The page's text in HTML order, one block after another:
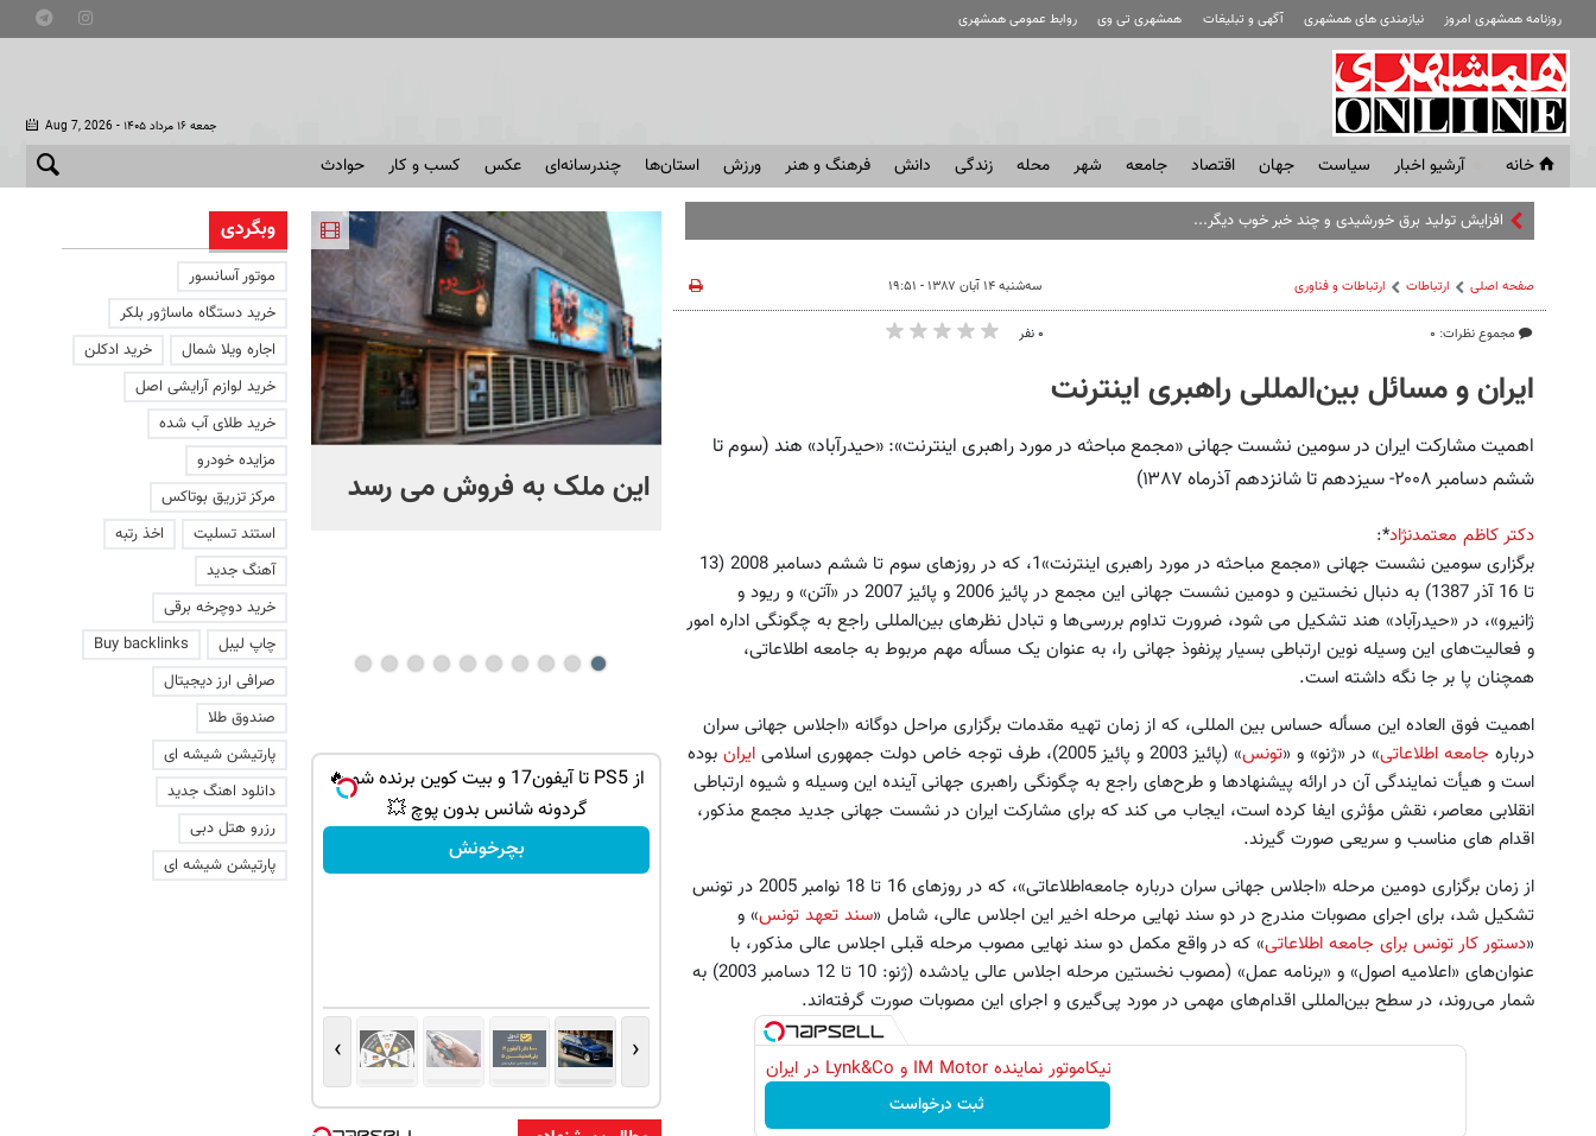
روزنامه همشهری امروز نیازمندی های همشهری آگهی و تبلیغات همشهری تی وی روابط عمومی همشهری
Aug 7, 2026 - جمعه ۱۶ مرداد ۱۴۰۵
خانه آرشیو اخبار سياست جهان اقتصاد جامعه شهر محله زندگی دانش فرهنگ و هنر ورزش استان‌ها چندرسانه‌ای عکس کسب و کار حوادث
افزایش تولید برق خورشیدی و چند خبر خوب دیگر...
صفحه اصلی ارتباطات ارتباطات و فناوری
مجموع نظرات: ۰
سه‌شنبه ۱۴ آبان ۱۳۸۷ - ۱۹:۵۱
۰ نفر
ایران و مسائل بین‌المللی راهبری اینترنت
اهمیت مشارکت ایران در سومین نشست جهانی «مجمع مباحثه در مورد راهبری اینترنت»: «حیدرآباد» هند (سوم تا
ششم دسامبر ۲۰۰۸- سیزدهم تا شانزدهم آذرماه ۱۳۸۷)
دکتر کاظم معتمد‌نژاد*:
برگزاری سومین نشست جهانی «مجمع مباحثه در مورد راهبری اینترنت»1، که در روزهای سوم تا ششم دسامبر 2008 (13
تا 16 آذر 1387) به دنبال نخستین و دومین نشست جهانی این مجمع در پائیز 2006 و پائیز 2007 در «آتن» و ریود و
ژانیرو»، در «حیدرآباد» هند تشکیل می شود، ضرورت تداوم بررسی‌ها و تبادل نظرهای بین‌المللی راجع به چگونگی اداره امور
و فعالیت‌های این وسیله نوین ارتباطی بسیار پرنفوذ جهانی را، به عنوان یک مسأله مهم مربوط به جامعه اطلاعاتی،
همچنان پا بر جا نگه داشته است.
اهمیت فوق العاده این مسأله حساس بین المللی، که از زمان تهیه مقدمات برگزاری مراحل دوگانه «اجلاس جهانی سران
درباره جامعه اطلاعاتی» در «ژنو» و «تونس» (پائیز 2003 و پائیز 2005)، طرف توجه خاص دولت جمهوری اسلامی ایران بوده
است و هیأت نمایندگی آن در ارائه پیشنهادها و طرح‌های راجع به چگونگی راهبری جهانی آینده این وسیله و شیوه ارتباطی
انقلابی معاصر، نقش مؤثری ایفا کرده است، ایجاب می کند که برای مشارکت ایران در نشست جهانی جدید مجمع مذکور،
اقدام های مناسب و سریعی صورت گیرند.
از زمان برگزاری دومین مرحله «اجلاس جهانی سران درباره جامعه‌اطلاعاتی»، که در روزهای 16 تا 18 نوامبر 2005 در تونس
تشکیل شد، برای اجرای مصوبات مندرج در دو سند نهایی مرحله اخیر این اجلاس عالی، شامل «سند تعهد تونس» و
«دستور کار تونس برای جامعه اطلاعاتی» که در واقع مکمل دو سند نهایی مصوب مرحله قبلی اجلاس عالی مذکور، با
عنوان‌های «اعلامیه اصول» و «برنامه عمل» (مصوب نخستین مرحله اجلاس عالی یادشده (ژنو: 10 تا 12 دسامبر 2003) به
شمار می‌روند، در سطح بین‌المللی اقدام‌های مهمی در مورد پی‌گیری و اجرای این مصوبات صورت گرفته‌اند.
نیکاموتور نماینده IM Motor و Lynk&Co در ایران
ثبت درخواست
این ملک به فروش می رسد
چرا آمریکا از ایران شکست
خورد؟ +ببینید | کتابی که
ژاپن را غافلگیر کرد
IM LS9 بیش از 1500 کیلومترپیمایش با
یکبار شارژ
ثبت درخواست
بازی کن ، گردونه بچرخون ، جایزه ببر 🎮🔥
😍
گوشی نوکیا 105 با 1,500,000 تخفیف
استثنائی به مدت محدود🔥
از PS5 تا آیفون17 و بیت کوین برنده شو 🔥
گردونه شانس بدون پوچ 💥
بچرخونش
‹
›
وبگردی
موتور آسانسور
خرید دستگاه ماساژور بلکر
اجاره ویلا شمال
خرید ادکلن
خرید لوازم آرایشی اصل
خرید طلای آب شده
مزایده خودرو
مرکز تزریق بوتاکس
استند تسلیت
اخذ رتبه
آهنگ جدید
خرید دوچرخه برقی
چاپ لیبل
Buy backlinks
صرافی ارز دیجیتال
صندوق طلا
پارتیشن شیشه ای
دانلود اهنگ جدید
رزرو هتل دبی
پارتیشن شیشه ای